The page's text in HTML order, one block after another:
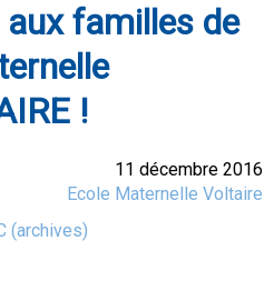
familles de
!
11 décembre 2016
Ecole Maternelle Voltaire
(archives)